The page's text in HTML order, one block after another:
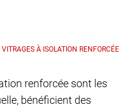
VITRAGES À ISOLATION RENFORCÉE
renforcée sont les
bénéficient des